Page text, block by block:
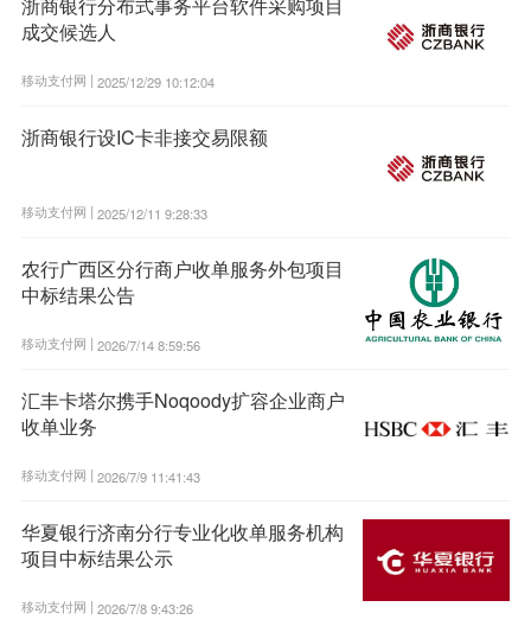
成交候选人
移动支付网 | 2025/12/29 10:12:04
浙商银行设IC卡非接交易限额
移动支付网 | 2025/12/11 9:28:33
农行广西区分行商户收单服务外包项目
中标结果公告
移动支付网 | 2026/7/14 8:59:56
汇丰卡塔尔携手Noqoody扩容企业商户
收单业务
移动支付网 | 2026/7/9 11:41:43
华夏银行济南分行专业化收单服务机构
项目中标结果公示
移动支付网 | 2026/7/8 9:43:26